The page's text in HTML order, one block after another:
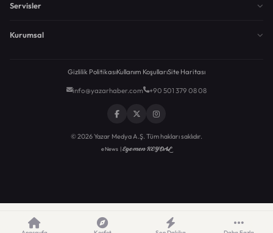
Servisler
Kurumsal
Gizlilik PolitikasıKullanım KoşullarıSite Haritası
info@yazarhaber.com +90 501 379 08 08
© 2026 Yazar Medya A.Ş. Tüm hakları saklıdır.
eNews |Egemen KEYDAL